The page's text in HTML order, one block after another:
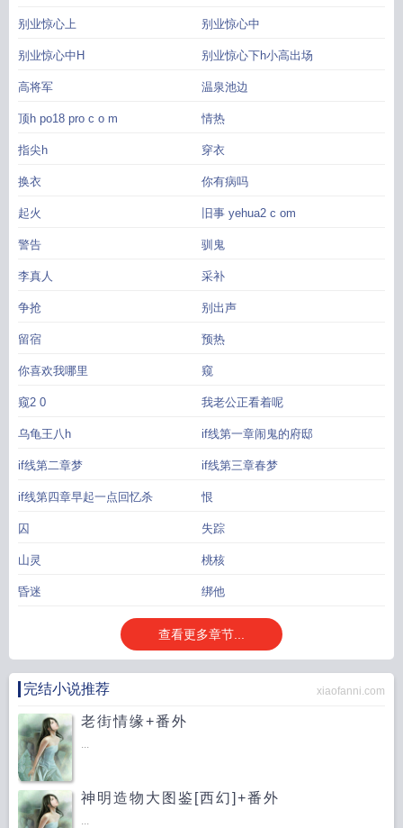
别业惊心上 别业惊心中
别业惊心中H 别业惊心下h小高出场
高将军 温泉池边
顶h po18 pro c o m 情热
指尖h 穿衣
换衣 你有病吗
起火 旧事 yehua2 c om
警告 驯鬼
李真人 采补
争抢 别出声
留宿 预热
你喜欢我哪里 窥
窥2 0 我老公正看着呢
乌龟王八h if线第一章闹鬼的府邸
if线第二章梦 if线第三章春梦
if线第四章早起一点回忆杀 恨
囚 失踪
山灵 桃核
昏迷 绑他
查看更多章节...
完结小说推荐 xiaofanni.com
老街情缘+番外
...
神明造物大图鉴[西幻]+番外
...